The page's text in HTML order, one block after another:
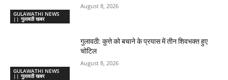
GULAWATHI NEWS
|| गुलावठी खबर
August 8, 2026
GULAWATHI NEWS
|| गुलावठी खबर
गुलावठी: कुत्ते को बचाने के प्रयास में तीन शिवभक्त हुए
चोटिल
August 8, 2026